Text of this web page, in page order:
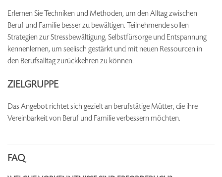
Erlernen Sie Techniken und Methoden, um den Alltag zwischen
Beruf und Familie besser zu bewältigen. Teilnehmende sollen
Strategien zur Stressbewältigung, Selbstfürsorge und Entspannung
kennenlernen, um seelisch gestärkt und mit neuen Ressourcen in
den Berufsalltag zurückkehren zu können.
ZIELGRUPPE
Das Angebot richtet sich gezielt an berufstätige Mütter, die ihre
Vereinbarkeit von Beruf und Familie verbessern möchten.
FAQ